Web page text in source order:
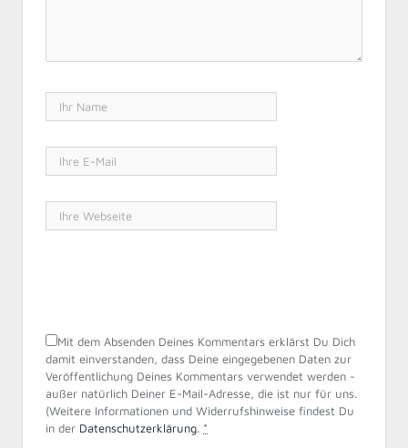
Mit dem Absenden Deines Kommentars erklärst Du Dich
damit einverstanden, dass Deine eingegebenen Daten zur
Veröffentlichung Deines Kommentars verwendet werden -
außer natürlich Deiner E-Mail-Adresse, die ist nur für uns.
(Weitere Informationen und Widerrufshinweise findest Du
in der Datenschutzerklärung. *